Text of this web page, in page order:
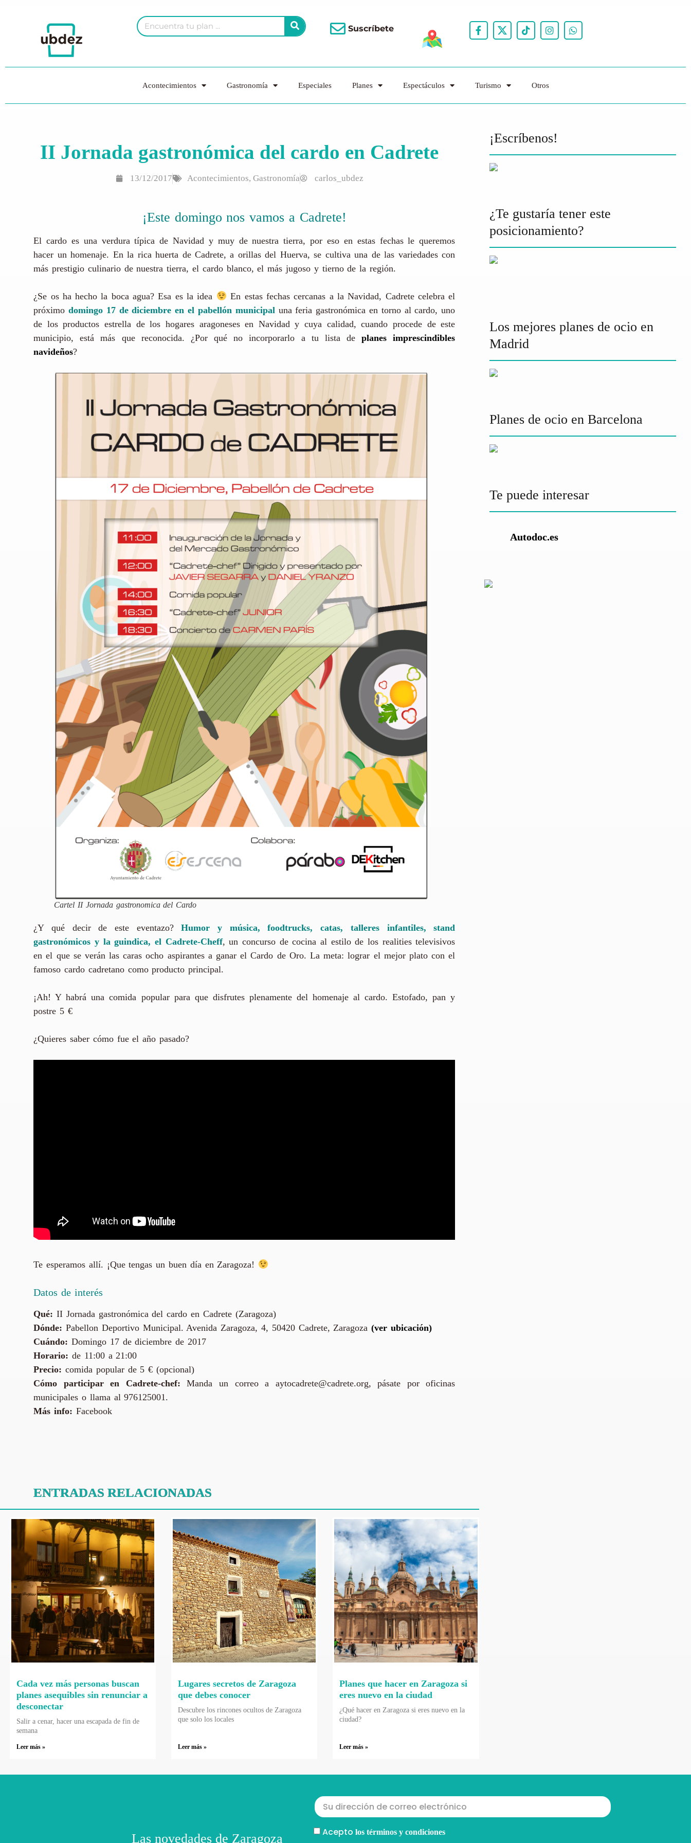
Suscríbete
Acontecimientos Gastronomía Especiales Planes Espectáculos Turismo Otros
II Jornada gastronómica del cardo en Cadrete
13/12/2017 Acontecimientos, Gastronomía carlos_ubdez
¡Este domingo nos vamos a Cadrete!
El cardo es una verdura típica de Navidad y muy de nuestra tierra, por eso en estas fechas le queremos
hacer un homenaje. En la rica huerta de Cadrete, a orillas del Huerva, se cultiva una de las variedades con
más prestigio culinario de nuestra tierra, el cardo blanco, el más jugoso y tierno de la región.
¿Se os ha hecho la boca agua? Esa es la idea
En estas fechas cercanas a la Navidad, Cadrete celebra el
próximodomingo 17 de diciembre en el pabellón municipal una feria gastronómica en torno al cardo, uno
de los productos estrella de los hogares aragoneses en Navidad y cuya calidad, cuando procede de este
municipio, está más que reconocida. ¿Por qué no incorporarlo a tu lista deplanes imprescindibles
navideños?
Cartel II Jornada gastronomica del Cardo
¿Y qué decir de este eventazo?Humor y música, foodtrucks, catas, talleres infantiles, stand
gastronómicos y la guindica, el Cadrete-Cheff, un concurso de cocina al estilo de los realities televisivos
en el que se verán las caras ocho aspirantes a ganar el Cardo de Oro. La meta: lograr el mejor plato con el
famoso cardo cadretano como producto principal.
¡Ah! Y habrá una comida popular para que disfrutes plenamente del homenaje al cardo. Estofado, pan y
postre 5 €
¿Quieres saber cómo fue el año pasado?
Te esperamos allí. ¡Que tengas un buen día en Zaragoza!
Datos de interés
Qué:II Jornada gastronómica del cardo en Cadrete (Zaragoza)
Dónde: Pabellon Deportivo Municipal. Avenida Zaragoza, 4, 50420 Cadrete, Zaragoza(ver ubicación)
Cuándo: Domingo 17 de diciembre de 2017
Horario: de 11:00 a 21:00
Precio: comida popular de 5 € (opcional)
Cómo participar en Cadrete-chef: Manda un correo a aytocadrete@cadrete.org, pásate por oficinas
municipales o llama al 976125001.
Más info: Facebook
ENTRADAS RELACIONADAS
Cada vez más personas buscan
planes asequibles sin renunciar a
desconectar
Salir a cenar, hacer una escapada de fin de
semana
Leer más »
Lugares secretos de Zaragoza
que debes conocer
Descubre los rincones ocultos de Zaragoza
que solo los locales
Leer más »
Planes que hacer en Zaragoza si
eres nuevo en la ciudad
¿Qué hacer en Zaragoza si eres nuevo en la
ciudad?
Leer más »
¡Escríbenos!
¿Te gustaría tener este
posicionamiento?
Los mejores planes de ocio en
Madrid
Planes de ocio en Barcelona
Te puede interesar
Autodoc.es
Las novedades de Zaragoza Acepto los términos y condiciones